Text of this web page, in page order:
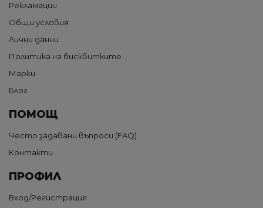
Рекламации
Общи условия
Лични данни
Политика на бисквитките
Марки
Блог
ПОМОЩ
Често задавани въпроси (FAQ)
Контакти
ПРОФИЛ
Вход/Регистрация